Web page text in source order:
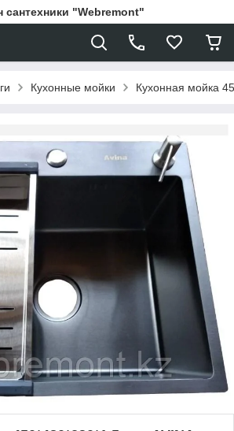
сантехники "Webremont"
Кухонные мойки Кухонная мойка